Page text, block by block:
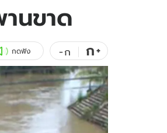
คลิป
พอดแคสต์
ดูทีวี
WeTV
Exclusive WeTV
นขาด
กดฟัง -ก ก+